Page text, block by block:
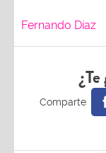
Fernando Díaz